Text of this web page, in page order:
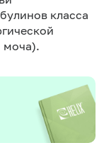
класса
моча).